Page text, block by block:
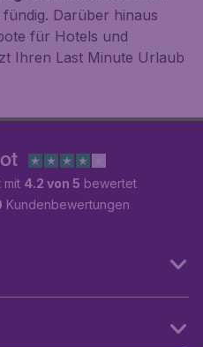
Darüber hinaus
für Hotels und
Ihren Last Minute Urlaub
mit 4.2 von 5 bewertet
Kundenbewertungen